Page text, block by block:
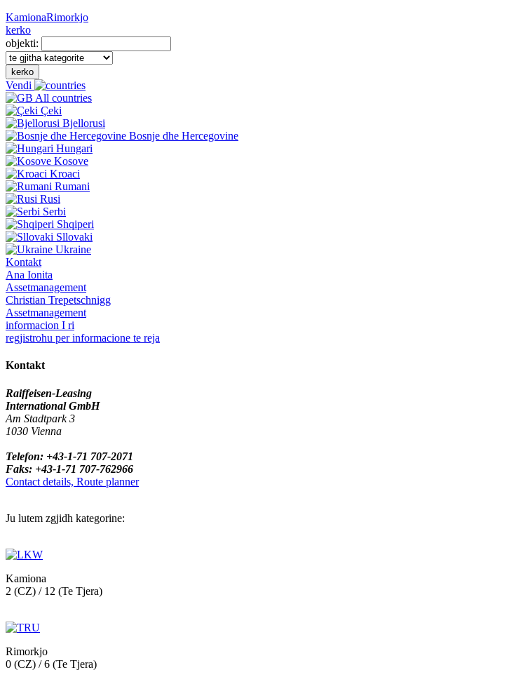
KamionaRimorkjo
kerko
objekti:
kerko
Vendi
All countries
Çeki
Bjellorusi
Bosnje dhe Hercegovine
Hungari
Kosove
Kroaci
Rumani
Rusi
Serbi
Shqiperi
Sllovaki
Ukraine
Kontakt
Ana Ionita
Assetmanagement
Christian Trepetschnigg
Assetmanagement
informacion I ri
regjistrohu per informacione te reja
Kontakt
Raiffeisen-Leasing
International GmbH
Am Stadtpark 3
1030 Vienna
Telefon: +43-1-71 707-2071
Faks: +43-1-71 707-762966
Contact details, Route planner
Ju lutem zgjidh kategorine:
Kamiona
2 (CZ) / 12 (Te Tjera)
Rimorkjo
0 (CZ) / 6 (Te Tjera)